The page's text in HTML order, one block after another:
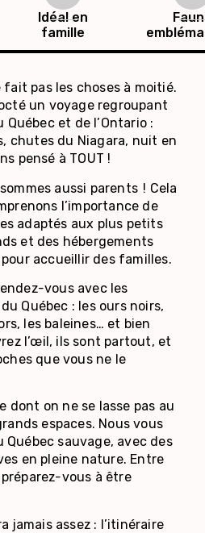
Idéal en
famille
fait pas les choses à moitié.
un voyage regroupant
et de l’Ontario :
chutes du Niagara, nuit en
pensé à TOUT !
aussi parents ! Cela
l’importance de
adaptés aux plus petits
et des hébergements
accueillir des familles.
vousavec les
du Québec : les oursnoirs,
les baleines… et bien
l’œil, ils sont partout, et
quevousne le
dont on ne se lasse pas au
espaces. Nousvous
Québec sauvage, avec des
en pleine nature. Entre
préparez-vous à être
jamais assez : l’itinéraire